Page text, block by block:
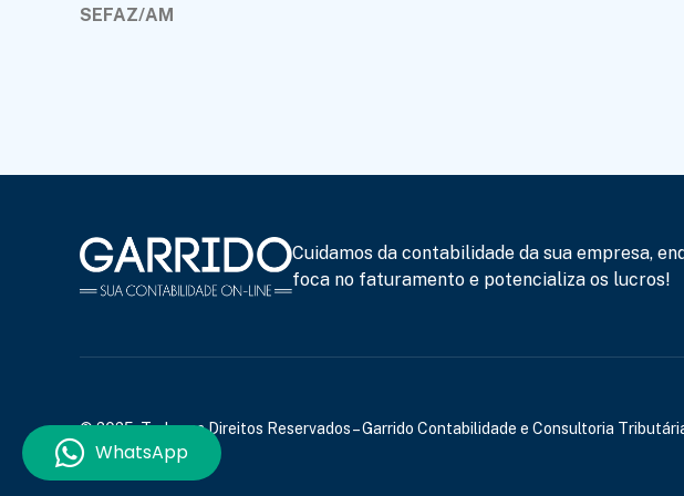
SEFAZ/AM
Cuidamos da contabilidade da sua empresa,
foca no faturamento e potencializa os lucros!
© 2025, Todos os Direitos Reservados – Garrido Contabilidade e Consultoria
WhatsApp